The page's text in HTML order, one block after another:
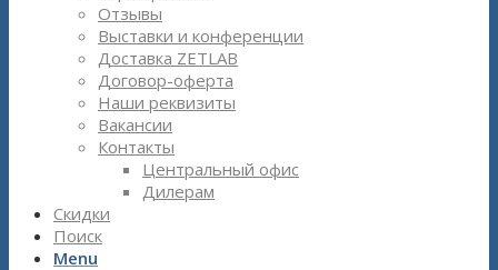
Отзывы
Выставки и конференции
Доставка ZETLAB
Договор-оферта
Наши реквизиты
Вакансии
Контакты
Центральный офис
Дилерам
Скидки
Поиск
Menu